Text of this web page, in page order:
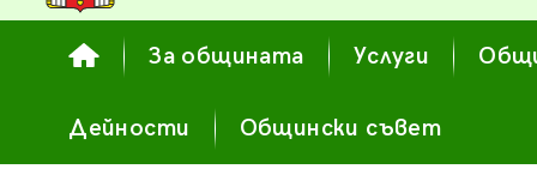
За общината Услуги
Дейности Общински съвет